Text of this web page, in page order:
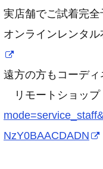
実店舗でご試着完
オンラインレンタル
遠方の方もコーデ
リモートショップ
NzY0BAACDADN